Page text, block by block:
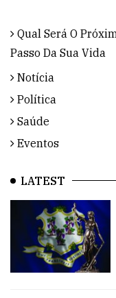
Qual Será O
Passo Da Sua Vida
Notícia
Política
Saúde
Eventos
LATEST